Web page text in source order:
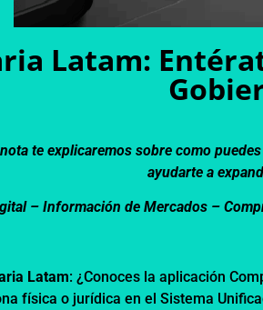
Latam:
te explicaremos sobre como
ayudarte a
– Información de Mercados –
Latam: ¿Conoces la aplicación
física o jurídica en el Sistema